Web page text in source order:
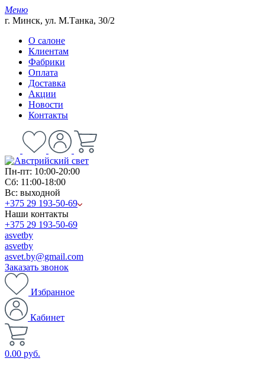
Меню
г. Минск, ул. М.Танка, 30/2
О салоне
Клиентам
Фабрики
Оплата
Доставка
Акции
Новости
Контакты
Пн-пт: 10:00-20:00
Сб: 11:00-18:00
Вс: выходной
+375 29 193-50-69
Наши контакты
+375 29 193-50-69
asvetby
asvetby
asvet.by@gmail.com
Заказать звонок
Избранное
Кабинет
0.00 руб.